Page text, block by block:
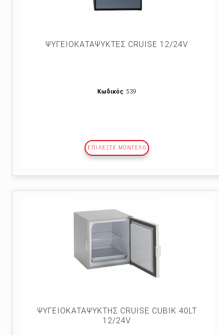
ΨΥΓΕΙΟΚΑΤΑΨΥΚΤEΣ CRUISE 12/24V
Κωδικός: 539
ΕΠΙΛΕΞΤΕ ΜΟΝΤΕΛΟ
ΨΥΓΕΙΟΚΑΤΑΨΥΚΤΗΣ CRUISE CUBIK 40LT
12/24V